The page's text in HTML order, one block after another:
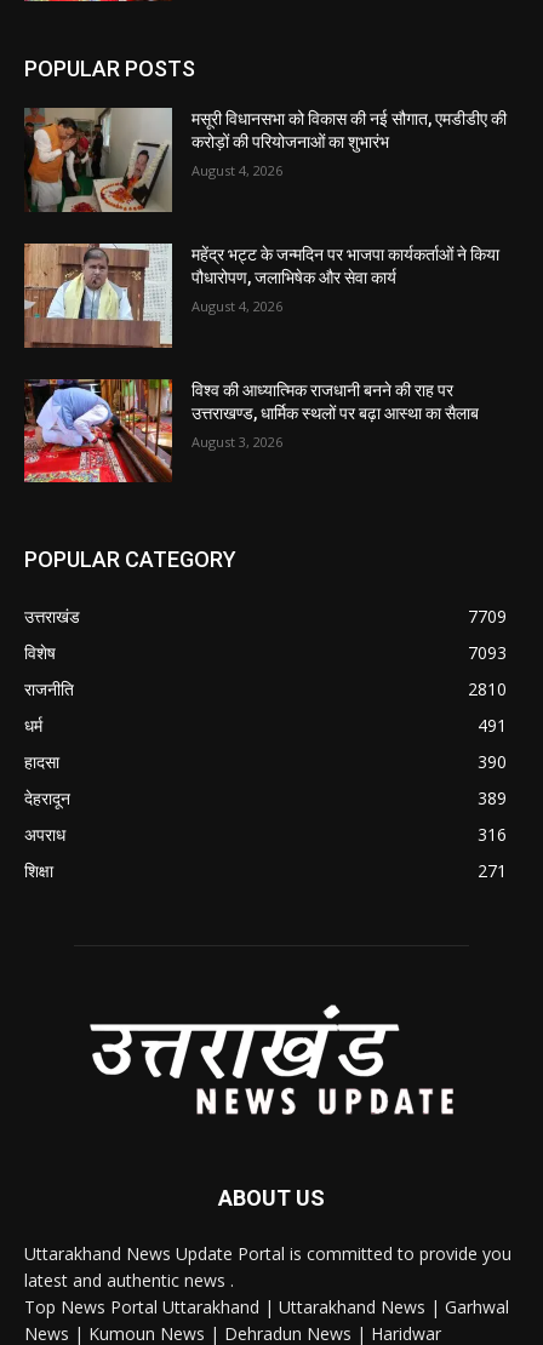
POPULAR POSTS
मसूरी विधानसभा को विकास की नई सौगात, एमडीडीए की
करोड़ों की परियोजनाओं का शुभारंभ
August 4, 2026
महेंद्र भट्ट के जन्मदिन पर भाजपा कार्यकर्ताओं ने किया
पौधारोपण, जलाभिषेक और सेवा कार्य
August 4, 2026
विश्व की आध्यात्मिक राजधानी बनने की राह पर
उत्तराखण्ड, धार्मिक स्थलों पर बढ़ा आस्था का सैलाब
August 3, 2026
POPULAR CATEGORY
उत्तराखंड
7709
विशेष
7093
राजनीति
2810
धर्म
491
हादसा
390
देहरादून
389
अपराध
316
शिक्षा
271
ABOUT US
Uttarakhand News Update Portal is committed to provide you
latest and authentic news .
Top News Portal Uttarakhand | Uttarakhand News | Garhwal
News | Kumoun News | Dehradun News | Haridwar